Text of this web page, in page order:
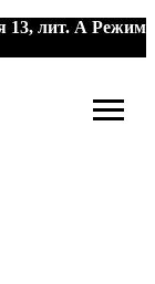
13, лит. А Режим